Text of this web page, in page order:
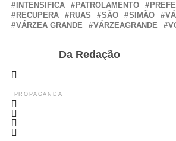
INTENSIFICA
PATROLAMENTO
RECUPERA
RUAS SÃO SIMÃO
VÁRZEA GRANDE
VÁRZEAGRANDE
Da Redação
PROPAGANDA